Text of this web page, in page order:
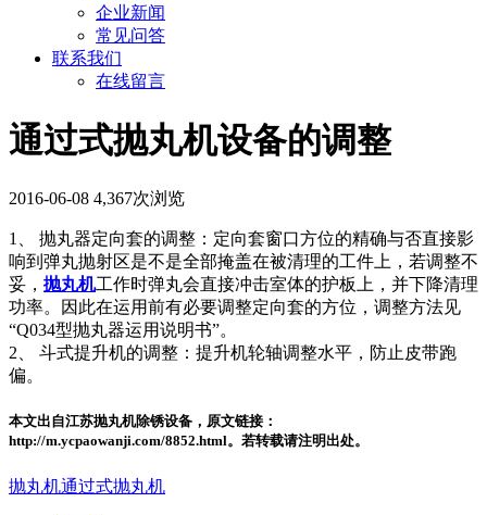
企业新闻
常见问答
联系我们
在线留言
通过式抛丸机设备的调整
2016-06-08 4,367次浏览
1、 抛丸器定向套的调整：定向套窗口方位的精确与否直接影
响到弹丸抛射区是不是全部掩盖在被清理的工件上，若调整不
妥， 抛丸机工作时弹丸会直接冲击室体的护板上，并下降清理
功率。因此在运用前有必要调整定向套的方位，调整方法见
“Q034型抛丸器运用说明书”。
2、 斗式提升机的调整：提升机轮轴调整水平，防止皮带跑
偏。
本文出自江苏抛丸机除锈设备，原文链接：
http://m.ycpaowanji.com/8852.html。若转载请注明出处。
抛丸机通过式抛丸机